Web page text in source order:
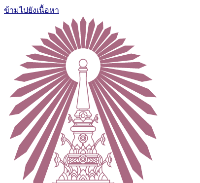
ข้ามไปยังเนื้อหา